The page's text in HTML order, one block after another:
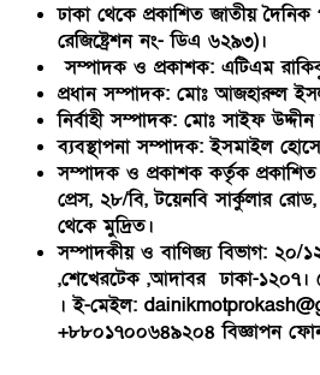
ঢাকা থেকে প্রকাশিত জাতীয়
রেজিষ্ট্রেশন নং- ডিএ ৬২৯৩)।
সম্পাদক ও প্রকাশক: এটিএম
প্রধান সম্পাদক: মোঃ আজহারুল
নির্বাহী সম্পাদক: মোঃ সাইফ
ব্যবস্থাপনা সম্পাদক: ইসমাইল
সম্পাদক ও প্রকাশক কর্তৃক প্রকাশিত
প্রেস, ২৮/বি, টয়েনবি সার্কুলার
থেকে মুদ্রিত।
সম্পাদকীয় ও বাণিজ্য বিভাগ: ২০/
,শেখেরটেক ,আদাবর ঢাকা-
। ই-মেইল:
+৮৮০১৭০০৬৪৯২০৪ বিজ্ঞাপন